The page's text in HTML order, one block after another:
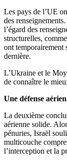
Les pays de l’UE
des
l’égard des
structurelles,
ont temporairement
dernière.
L’Ukraine et le
de connaître le
Une défense
La deuxième
aérienne solide.
pénuries, Israël
multicouche
l’interception et la